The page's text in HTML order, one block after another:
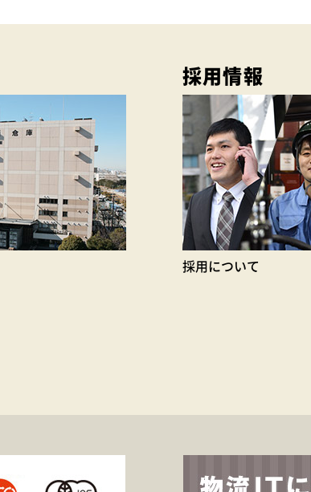
採用情報
採用について